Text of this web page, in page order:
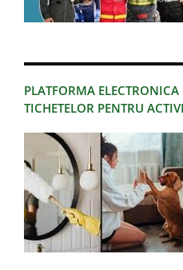
PLATFORMA
TICHETELOR PENTRU